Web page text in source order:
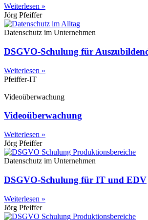
Weiterlesen »
Jörg Pfeiffer
Datenschutz im Unternehmen
DSGVO-Schulung für
Weiterlesen »
Pfeiffer-IT
Videoüberwachung
Videoüberwachung
Weiterlesen »
Jörg Pfeiffer
Datenschutz im Unternehmen
DSGVO-Schulung für IT und EDV
Weiterlesen »
Jörg Pfeiffer